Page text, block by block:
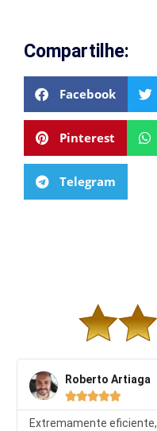
Compartilhe:
Facebook
Pinterest
Telegram
Roberto Artiaga

Extremamente